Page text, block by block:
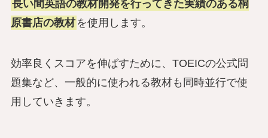
長い間英語の教材開発を行ってきた実績のある桐
原書店の教材 を使用します。
効率良くスコアを伸ばすために、 TOEICの公式問
題集など、一般的に使われる教材も同時並行で使
用していきます。